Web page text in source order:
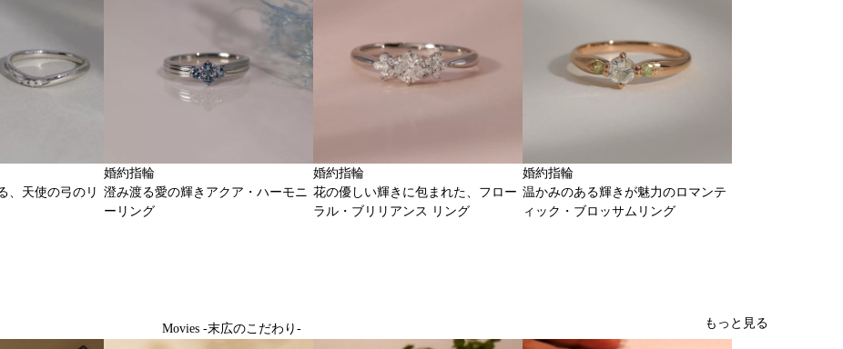
、天使の弓のリ
婚約指輪
澄み渡る愛の輝きアクア・ハーモニ
ーリング
婚約指輪
花の優しい輝きに包まれた、フロー
ラル・ブリリアンス リング
婚約指輪
温かみのある輝きが魅力のロマンテ
ィック・ブロッサムリング
Movies -末広のこだわり- もっと見る